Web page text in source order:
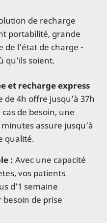
de recharge
portabilité, grande
l’état de charge -
qu’ils soient.
et recharge express
4h offre jusqu’à 37h
de besoin, une
assure jusqu’à
qualité.
: Avec une capacité
vos patients
d’1 semaine
besoin de prise